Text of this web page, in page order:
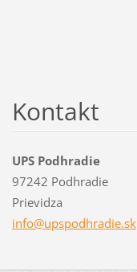
Kontakt
UPS Podhradie
97242 Podhradie
Prievidza
info@upspodhradie.sk